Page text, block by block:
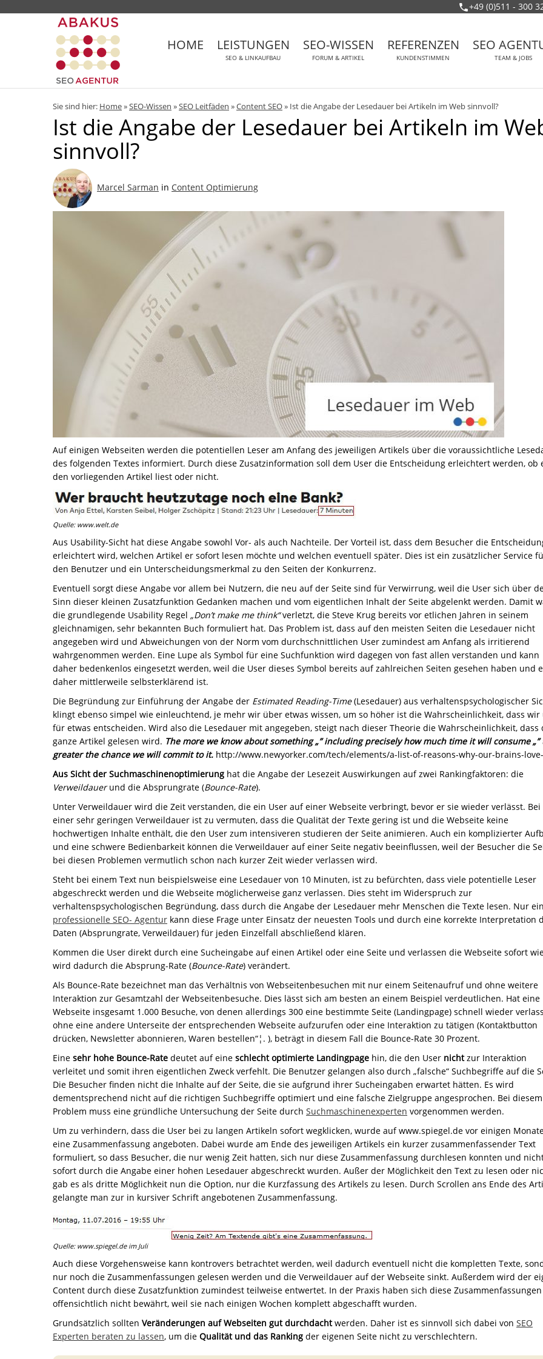
+49 (0)511 - 300
HOME LEISTUNGEN
SEO & LINKAUFBAU
SEO-WISSEN
FORUM & ARTIKEL
REFERENZEN
KUNDENSTIMMEN
SEO
TEAM & JOBS
Sie sind hier: Home»SEO-Wissen »SEO Leitfäden »Content SEO» Ist die Angabe der Lesedauer bei Artikeln im Web sinnvoll?
Ist die Angabe der Lesedauer bei Artikeln im
sinnvoll?
Marcel Sarman in Content Optimierung
Auf einigen Webseiten werden die potentiellen Leser am Anfang des jeweiligen Artikels über die voraussichtliche
des folgenden Textes informiert. Durch diese Zusatzinformation soll dem User die Entscheidung erleichtert werden, ob
den vorliegenden Artikel liest oder nicht.
Quelle: www.welt.de
Aus Usability-Sicht hat diese Angabe sowohl Vor- als auch Nachteile. Der Vorteil ist, dass dem Besucher die
erleichtert wird, welchen Artikel er sofort lesen möchte und welchen eventuell später. Dies ist ein zusätzlicher Service
den Benutzer und ein Unterscheidungsmerkmal zu den Seiten der Konkurrenz.
Eventuell sorgt diese Angabe vor allem bei Nutzern, die neu auf der Seite sind für Verwirrung, weil die User sich über
Sinn dieser kleinen Zusatzfunktion Gedanken machen und vom eigentlichen Inhalt der Seite abgelenkt werden. Damit
die grundlegende Usability Regel „Don’t make me think“verletzt, die Steve Krug bereits vor etlichen Jahren in seinem
gleichnamigen, sehr bekannten Buch formuliert hat. Das Problem ist, dass auf den meisten Seiten die Lesedauer nicht
angegeben wird und Abweichungen von der Norm vom durchschnittlichen User zumindest am Anfang als irritierend
wahrgenommen werden. Eine Lupe als Symbol für eine Suchfunktion wird dagegen von fast allen verstanden und kann
daher bedenkenlos eingesetzt werden, weil die User dieses Symbol bereits auf zahlreichen Seiten gesehen haben und
daher mittlerweile selbsterklärend ist.
Die Begründung zur Einführung der Angabe der Estimated Reading-Time(Lesedauer) aus verhaltenspsychologischer
klingt ebenso simpel wie einleuchtend, je mehr wir über etwas wissen, um so höher ist die Wahrscheinlichkeit, dass wir
für etwas entscheiden. Wird also die Lesedauer mit angegeben, steigt nach dieser Theorie die Wahrscheinlichkeit, dass
ganze Artikel gelesen wird. The more we know about something „” including precisely how much time it will consume „”
greater the chance we will commit to it. http://www.newyorker.com/tech/elements/a-list-of-reasons-why-our-brains-
Aus Sicht der Suchmaschinenoptimierung hat die Angabe der Lesezeit Auswirkungen auf zwei Rankingfaktoren: die
Verweildauerund die Absprungrate (Bounce-Rate).
Unter Verweildauer wird die Zeit verstanden, die ein User auf einer Webseite verbringt, bevor er sie wieder verlässt. Bei
einer sehr geringen Verweildauer ist zu vermuten, dass die Qualität der Texte gering ist und die Webseite keine
hochwertigen Inhalte enthält, die den User zum intensiveren studieren der Seite animieren. Auch ein komplizierter
und eine schwere Bedienbarkeit können die Verweildauer auf einer Seite negativ beeinflussen, weil der Besucher die
bei diesen Problemen vermutlich schon nach kurzer Zeit wieder verlassen wird.
Steht bei einem Text nun beispielsweise eine Lesedauer von 10 Minuten, ist zu befürchten, dass viele potentielle Leser
abgeschreckt werden und die Webseite möglicherweise ganz verlassen. Dies steht im Widerspruch zur
verhaltenspsychologischen Begründung, dass durch die Angabe der Lesedauer mehr Menschen die Texte lesen. Nur
professionelle SEO- Agentur kann diese Frage unter Einsatz der neuesten Tools und durch eine korrekte Interpretation
Daten (Absprungrate, Verweildauer) für jeden Einzelfall abschließend klären.
Kommen die User direkt durch eine Sucheingabe auf einen Artikel oder eine Seite und verlassen die Webseite sofort
wird dadurch die Absprung-Rate (Bounce-Rate) verändert.
Als Bounce-Rate bezeichnet man das Verhältnis von Webseitenbesuchen mit nur einem Seitenaufruf und ohne weitere
Interaktion zur Gesamtzahl der Webseitenbesuche. Dies lässt sich am besten an einem Beispiel verdeutlichen. Hat eine
Webseite insgesamt 1.000 Besuche, von denen allerdings 300 eine bestimmte Seite (Landingpage) schnell wieder
ohne eine andere Unterseite der entsprechenden Webseite aufzurufen oder eine Interaktion zu tätigen (Kontaktbutton
drücken, Newsletter abonnieren, Waren bestellen“¦. ), beträgt in diesem Fall die Bounce-Rate 30 Prozent.
Eine sehr hohe Bounce-Rate deutet auf eine schlecht optimierte Landingpage hin, die den User nichtzur Interaktion
verleitet und somit ihren eigentlichen Zweck verfehlt. Die Benutzer gelangen also durch „falsche“ Suchbegriffe auf die
Die Besucher finden nicht die Inhalte auf der Seite, die sie aufgrund ihrer Sucheingaben erwartet hätten. Es wird
dementsprechend nicht auf die richtigen Suchbegriffe optimiert und eine falsche Zielgruppe angesprochen. Bei diesem
Problem muss eine gründliche Untersuchung der Seite durch Suchmaschinenexperten vorgenommen werden.
Um zu verhindern, dass die User bei zu langen Artikeln sofort wegklicken, wurde auf www.spiegel.de vor einigen
eine Zusammenfassung angeboten. Dabei wurde am Ende des jeweiligen Artikels ein kurzer zusammenfassender Text
formuliert, so dass Besucher, die nur wenig Zeit hatten, sich nur diese Zusammenfassung durchlesen konnten und
sofort durch die Angabe einer hohen Lesedauer abgeschreckt wurden. Außer der Möglichkeit den Text zu lesen oder
gab es als dritte Möglichkeit nun die Option, nur die Kurzfassung des Artikels zu lesen. Durch Scrollen ans Ende des
gelangte man zur in kursiver Schrift angebotenen Zusammenfassung.
Quelle: www.spiegel.de im Juli
Auch diese Vorgehensweise kann kontrovers betrachtet werden, weil dadurch eventuell nicht die kompletten Texte,
nur noch die Zusammenfassungen gelesen werden und die Verweildauer auf der Webseite sinkt. Außerdem wird der
Content durch diese Zusatzfunktion zumindest teilweise entwertet. In der Praxis haben sich diese Zusammenfassungen
offensichtlich nicht bewährt, weil sie nach einigen Wochen komplett abgeschafft wurden.
Grundsätzlich sollten Veränderungen auf Webseiten gut durchdachtwerden. Daher ist es sinnvoll sich dabei von SEO
Experten beraten zu lassen, um die Qualität und das Ranking der eigenen Seite nicht zu verschlechtern.